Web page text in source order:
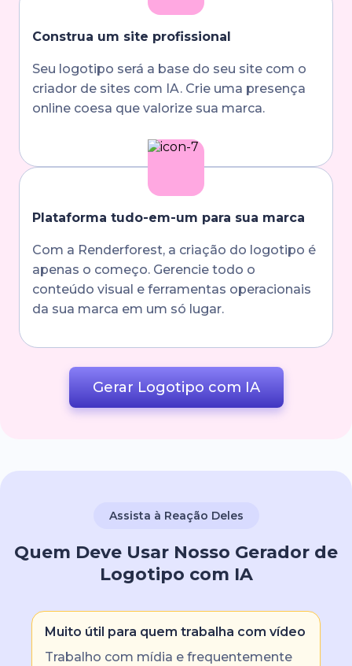
Construa um site profissional
Seu logotipo será a base do seu site com o
criador de sites com IA. Crie uma presença
online coesa que valorize sua marca.
Plataforma tudo-em-um para sua marca
Com a Renderforest, a criação do logotipo é
apenas o começo. Gerencie todo o
conteúdo visual e ferramentas operacionais
da sua marca em um só lugar.
Gerar Logotipo com IA
Assista à Reação Deles
Quem Deve Usar Nosso Gerador de
Logotipo com IA
Muito útil para quem trabalha com vídeo
Trabalho com mídia e frequentemente